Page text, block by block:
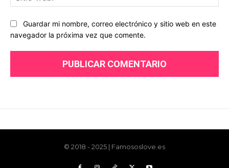
© 2018 - 2025 | Famososlove.es